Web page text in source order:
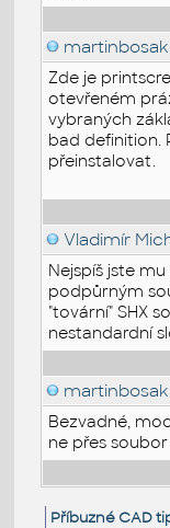
martinbosak
Zde je
otevřeném
vybraných
bad definition.
přeinstalovat.
Vladimír
Nejspíš jste
podpůrným
"tovární" SHX
nestandardní
martinbosak
Bezvadné,
ne přes
Příbuzné CAD